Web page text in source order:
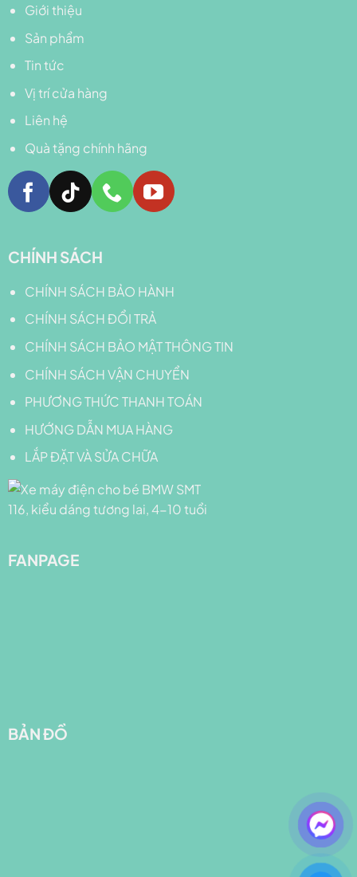
Giới thiệu
Sản phẩm
Tin tức
Vị trí cửa hàng
Liên hệ
Quà tặng chính hãng
CHÍNH SÁCH
CHÍNH SÁCH BẢO HÀNH
CHÍNH SÁCH ĐỔI TRẢ
CHÍNH SÁCH BẢO MẬT THÔNG TIN
CHÍNH SÁCH VẬN CHUYỂN
PHƯƠNG THỨC THANH TOÁN
HƯỚNG DẪN MUA HÀNG
LẮP ĐẶT VÀ SỬA CHỮA
FANPAGE
BẢN ĐỒ